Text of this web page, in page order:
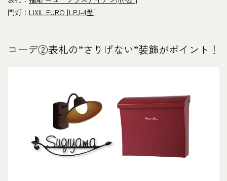
門灯： LIXIL EURO [LPJ-4型]
コーデ②表札の”さりげない”装飾がポイント！